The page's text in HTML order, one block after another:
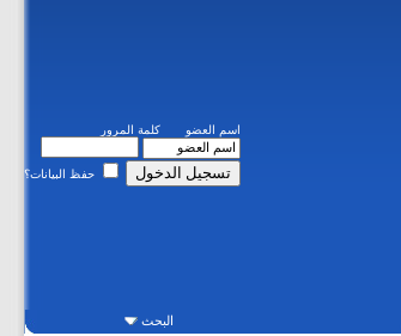
اسم العضو كلمة المرور
حفظ البيانات؟
البحث